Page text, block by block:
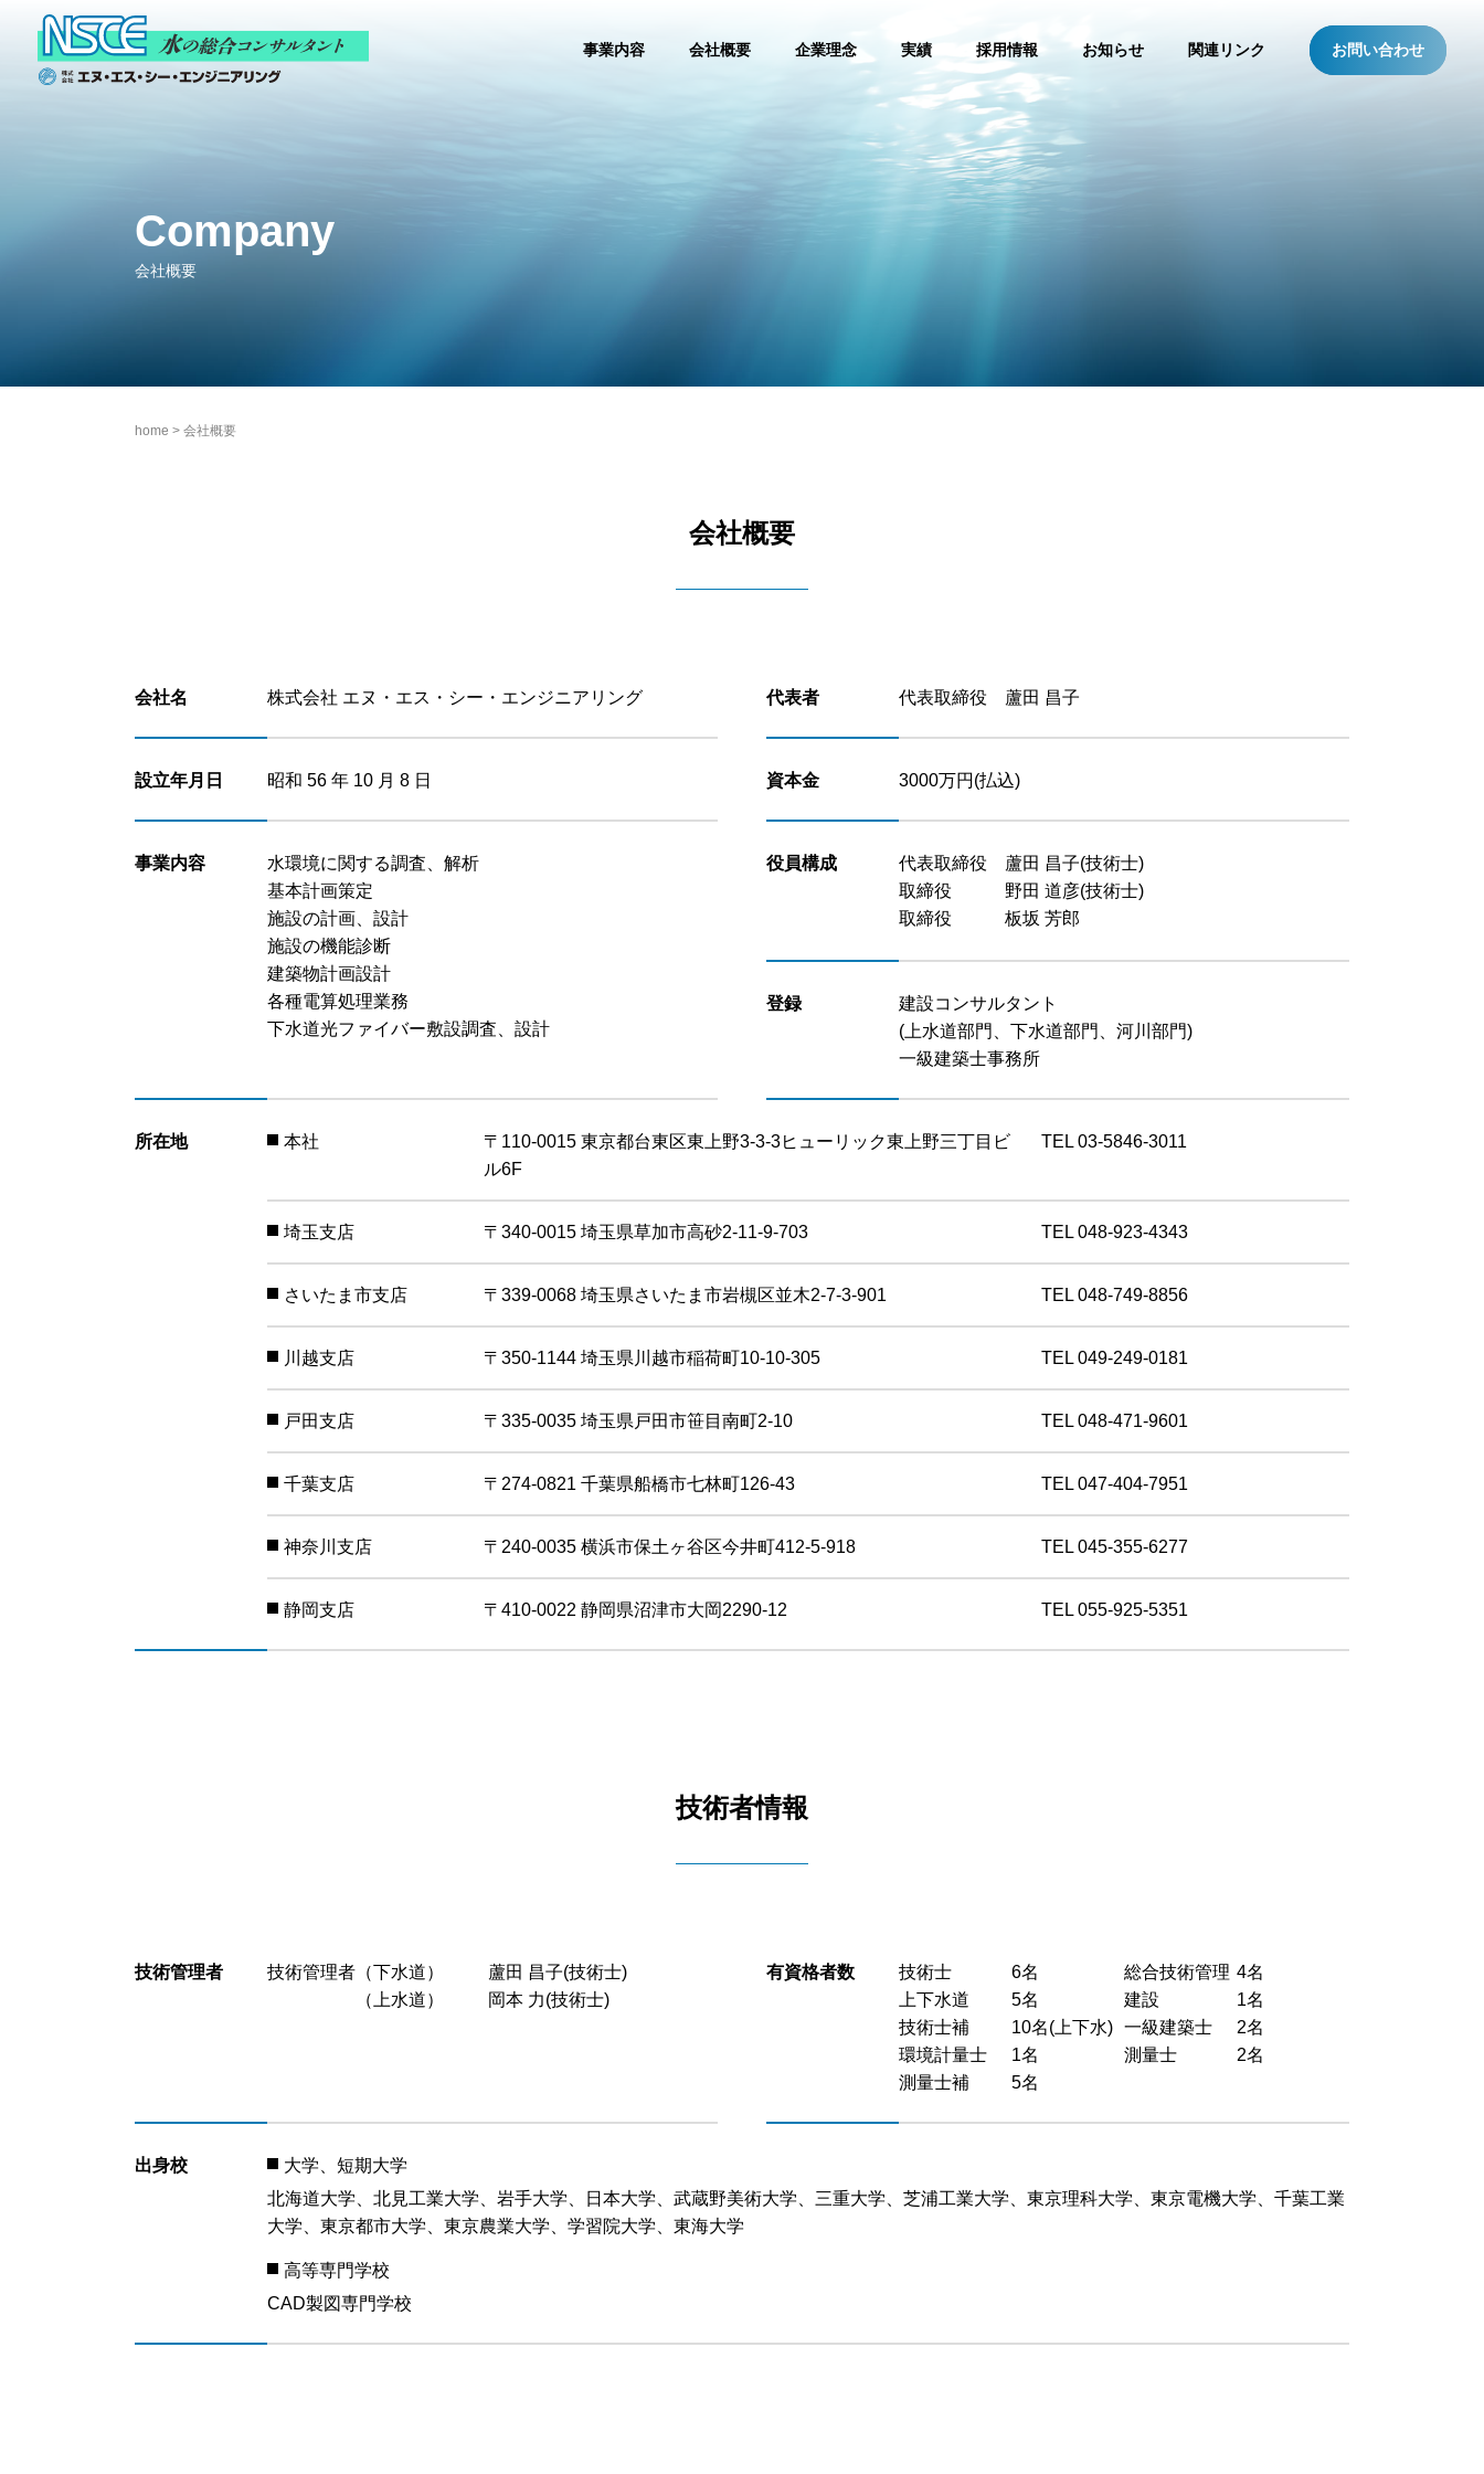
事業内容 会社概要 企業理念 実績 採用情報 お知らせ 関連リンク お問い合わせ
Company
会社概要
home > 会社概要
会社概要
会社名 株式会社 エヌ・エス・シー・エンジニアリング 代表者 代表取締役 蘆田 昌子
設立年月日 昭和 56 年 10 月 8 日 資本金 3000万円(払込)
事業内容
水環境に関する調査、解析
基本計画策定
施設の計画、設計
施設の機能診断
建築物計画設計
各種電算処理業務
下水道光ファイバー敷設調査、設計
役員構成
代表取締役 蘆田 昌子(技術士)
取締役 野田 道彦(技術士)
取締役 板坂 芳郎
登録
建設コンサルタント
(上水道部門、下水道部門、河川部門)
一級建築士事務所
所在地 本社
〒110-0015 東京都台東区東上野3-3-3ヒューリック東上野三丁目ビ
ル6F
TEL 03-5846-3011
埼玉支店 〒340-0015 埼玉県草加市高砂2-11-9-703 TEL 048-923-4343
さいたま市支店 〒339-0068 埼玉県さいたま市岩槻区並木2-7-3-901 TEL 048-749-8856
川越支店 〒350-1144 埼玉県川越市稲荷町10-10-305 TEL 049-249-0181
戸田支店 〒335-0035 埼玉県戸田市笹目南町2-10 TEL 048-471-9601
千葉支店 〒274-0821 千葉県船橋市七林町126-43 TEL 047-404-7951
神奈川支店 〒240-0035 横浜市保土ヶ谷区今井町412-5-918 TEL 045-355-6277
静岡支店 〒410-0022 静岡県沼津市大岡2290-12 TEL 055-925-5351
技術者情報
技術管理者 技術管理者（下水道）
蘆田 昌子(技術士)
（上水道）
岡本 力(技術士)
有資格者数 技術士 6名 総合技術管理 4名
上下水道
5名 建設
1名
技術士補
10名(上下水) 一級建築士
2名
環境計量士
1名 測量士
2名
測量士補
5名
出身校
大学、短期大学
北海道大学、北見工業大学、岩手大学、日本大学、武蔵野美術大学、三重大学、芝浦工業大学、東京理科大学、東京電機大学、千葉工業
大学、東京都市大学、東京農業大学、学習院大学、東海大学
高等専門学校
CAD製図専門学校